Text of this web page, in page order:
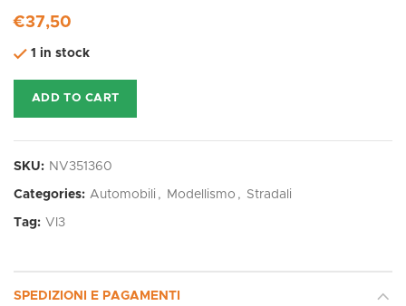
€37,50
1 in stock
ADD TO CART
SKU: NV351360
Categories: Automobili , Modellismo , Stradali
Tag: VI3
SPEDIZIONI E PAGAMENTI